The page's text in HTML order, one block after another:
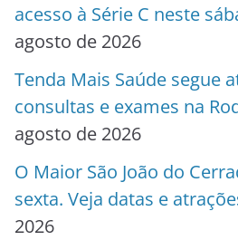
acesso à Série C neste
agosto de 2026
Tenda Mais Saúde segue
consultas e exames na
agosto de 2026
O Maior São João do
sexta. Veja datas e
2026